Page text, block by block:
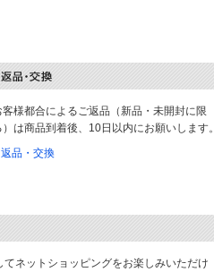
客様都合によるご返品（新品・未開封に限
）は商品到着後、10日以内にお願いします。
品・交換
ネットショッピングをお楽しみいただけ